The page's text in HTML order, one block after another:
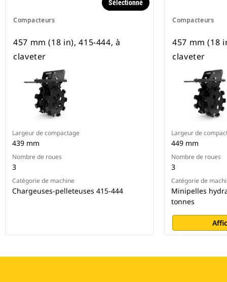
Compacteurs
Sélectionné
457 mm (18 in), 415-444, à
claveter
Largeur de compactage
439 mm
Nombre de roues
3
Catégorie de machine
Chargeuses-pelleteuses 415-444
Compacteurs
457 mm (18
claveter
Largeur de
449 mm
Nombre de roues
3
Catégorie de
Minipelles
tonnes